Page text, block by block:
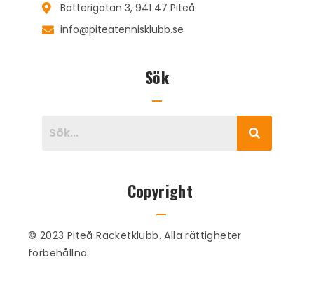
Batterigatan 3, 941 47 Piteå
info@piteatennisklubb.se
Sök
Copyright
© 2023 Piteå Racketklubb. Alla rättigheter
förbehållna.